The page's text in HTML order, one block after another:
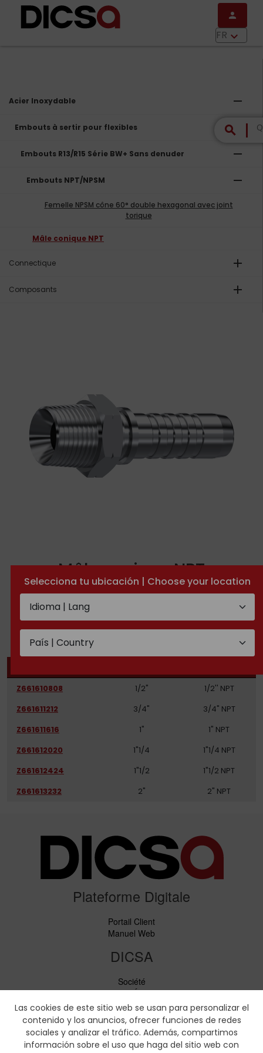
Aller au contenu principal
Selecciona tu ubicación | Choose your location
Las cookies de este sitio web se usan para personalizar el
contenido y los anuncios, ofrecer funciones de redes
sociales y analizar el tráfico. Además, compartimos
información sobre el uso que haga del sitio web con
person
FR keyboard_arrow_down
search
Acier Inoxydable remove
Embouts à sertir pour flexibles remove
Embouts R13/R15 Série BW+ Sans denuder remove
Embouts NPT/NPSM remove
Femelle NPSM cône 60° double hexagonal avec joint
torique
Mâle conique NPT
Connectique add
Composants add
Mâle conique NPT
DOCUMENTATION TECHNIQUE
Z661610808
1/2"
1/2'' NPT
Z661611212
3/4"
3/4" NPT
Z661611616
1"
1" NPT
Z661612020
1"1/4
1"1/4 NPT
Z661612424
1"1/2
1"1/2 NPT
Z661613232
2" 2" NPT
Plateforme Digitale
Portail Client
Manuel Web
DICSA
Société
Nouvelles et Événements
Services
Code de conduite
Responsabilité sociale